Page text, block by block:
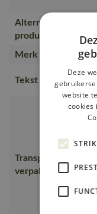
Alternatieve
producten
Merk
Tekst usp
Transport en
verpakking
Deze
website
cookies